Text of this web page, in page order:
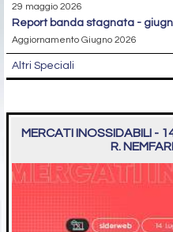
29 maggio 2026
report banda stagnata -
Aggiornamento Giugno 2026
Altri Speciali
MERCATI INOSSIDABILI -
R.